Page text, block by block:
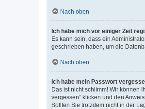
Nach oben
Ich habe mich vor einiger Zeit
Es kann sein, dass ein
geschrieben haben, um die
Nach oben
Ich habe mein Passwort
Das ist nicht schlimm! Wir können
vergessen“ klicken und den
Sollten Sie trotzdem nicht in der